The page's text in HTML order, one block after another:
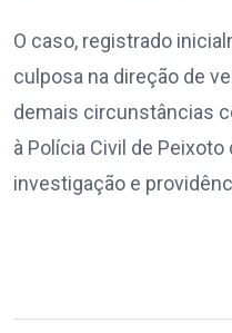
O caso, registrado
culposa na direção de
demais circunstâncias
à Polícia Civil de Peixoto
investigação e